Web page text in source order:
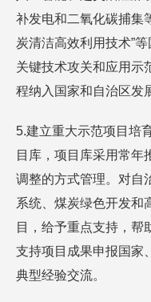
补发电和二氧化碳捕集
炭清洁高效利用技术”
关键技术攻关和应用示
程纳入国家和自治区发
5.建立重大示范项目培
目库，项目库采用常年
调整的方式管理。对自
系统、煤炭绿色开发和
目，给予重点支持，帮
支持项目成果申报国家
典型经验交流。